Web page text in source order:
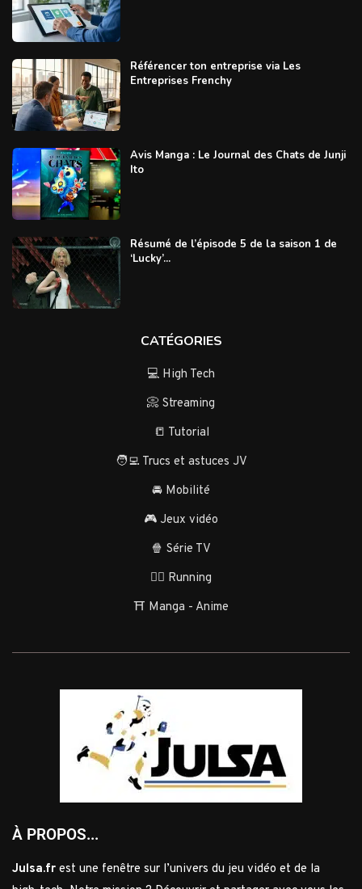
Référencer ton entreprise via Les
Entreprises Frenchy
Avis Manga : Le Journal des Chats de Junji
Ito
Résumé de l’épisode 5 de la saison 1 de
‘Lucky’...
CATÉGORIES
💻 High Tech
📀 Streaming
📒 Tutorial
🧑‍💻 Trucs et astuces JV
🚘 Mobilité
🎮 Jeux vidéo
🍿 Série TV
🏃‍♂️ Running
⛩️ Manga - Anime
À PROPOS...
Julsa.fr est une fenêtre sur l’univers du jeu vidéo et de la